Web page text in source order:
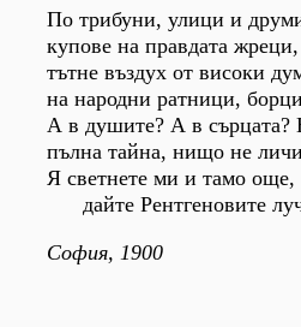
По трибуни, улици и
купове на правдата жреци,
тътне въздух от високи
на народни ратници,
А в душите? А в
пълна тайна, нищо не
Я светнете ми и тамо още,
дайте Рентгеновите
София, 1900